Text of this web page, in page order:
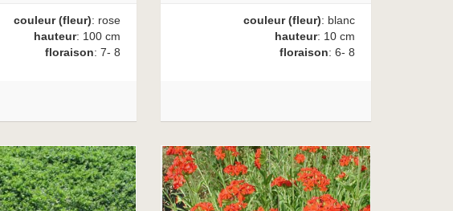
couleur (fleur): rose
hauteur: 100 cm
floraison: 7- 8
couleur (fleur): blanc
hauteur: 10 cm
floraison: 6- 8